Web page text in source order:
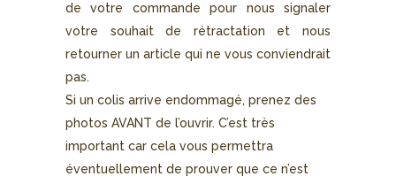
de votre commande pour nous signaler
votre souhait de rétractation et nous
retourner un article qui ne vous conviendrait
pas.
Si un colis arrive endommagé, prenez des
photos AVANT de l’ouvrir. C’est très
important car cela vous permettra
éventuellement de prouver que ce n’est